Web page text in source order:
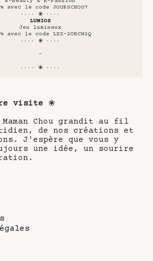
avec le code JOURSCHOU7
···· ❀ ····
LUMIOS
Jeu lumineux
avec le code LXZ-2OBCW2Q
···· ❀ ····
-
···· ❀ ····
visite ❀
Maman Chou grandit au fil
de nos créations et
J'espère que vous y
une idée, un sourire